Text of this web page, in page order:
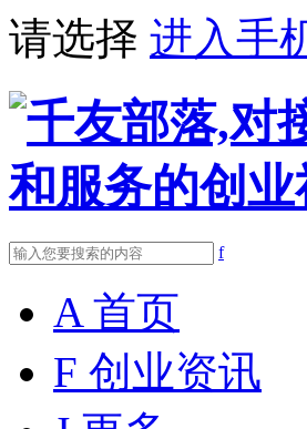
请选择 进入手
f
A 首页
F 创业资讯